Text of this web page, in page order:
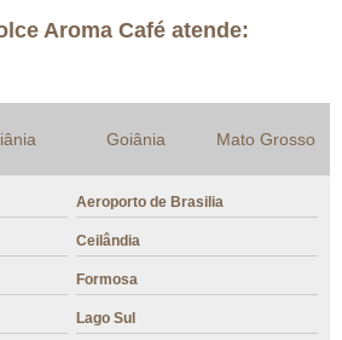
Aroma Café atende:
Goiânia Mato Grosso
Aeroporto de Brasilia
Ceilândia
Formosa
Lago Sul